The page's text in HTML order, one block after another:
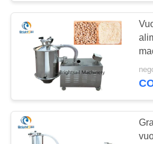
Macchina
asciutta del
di